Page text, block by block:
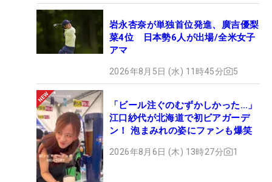
岩永杏奈が単独首位発進、廣吉優梨
菜4位 日本勢6人が出場/全米女子
アマ
2026年8月5日 (水) 11時45分 5
「ビール注ぐのむずかしかった…」
江口紗代が北海道で初ビアガーデ
ン！ 泡まみれの姿にファンも爆笑
2026年8月6日 (木) 13時27分 1